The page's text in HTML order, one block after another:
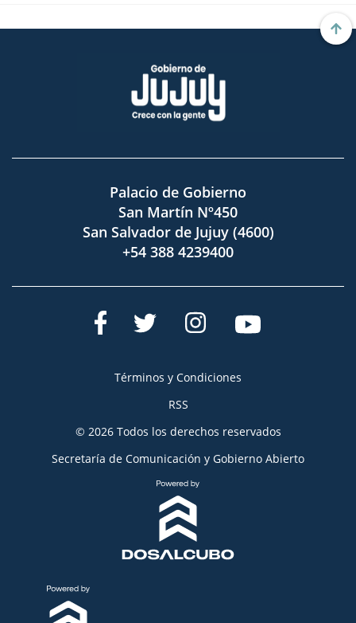
Palacio de Gobierno
San Martín Nº450
San Salvador de Jujuy (4600)
+54 388 4239400
Términos y Condiciones
RSS
© 2026 Todos los derechos reservados
Secretaría de Comunicación y Gobierno Abierto